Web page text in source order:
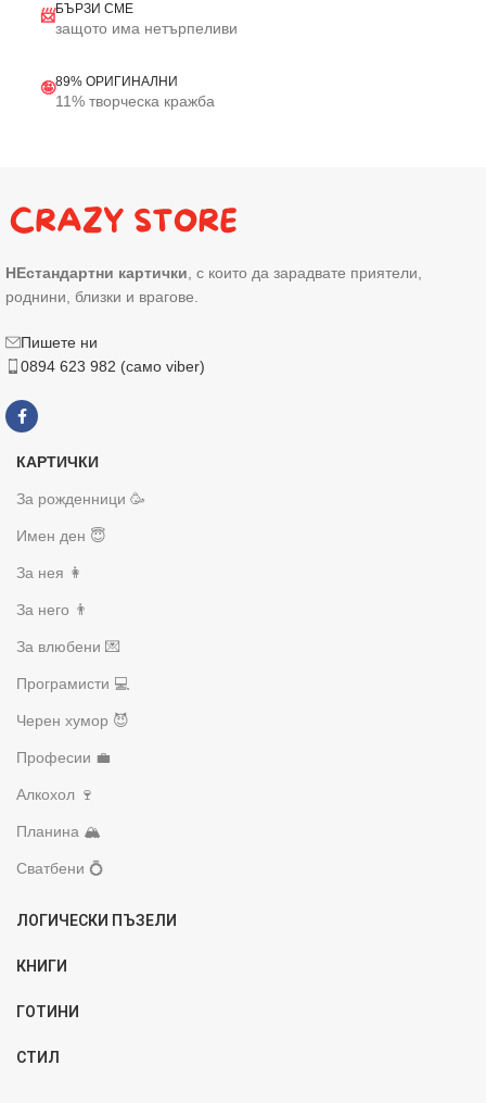
📨БЪРЗИ СМЕ
защото има нетърпеливи
🤪89% ОРИГИНАЛНИ
11% творческа кражба
НЕстандартни картички, с които да зарадвате приятели,
роднини, близки и врагове.
Пишете ни
0894 623 982 (само viber)
КАРТИЧКИ
За рожденници 🥳
Имен ден 😇
За нея 👩
За него 👨
За влюбени 💌
Програмисти 💻
Черен хумор 😈
Професии 💼
Алкохол 🍷
Планина 🏔️
Сватбени 💍
ЛОГИЧЕСКИ ПЪЗЕЛИ
КНИГИ
ГОТИНИ
СТИЛ